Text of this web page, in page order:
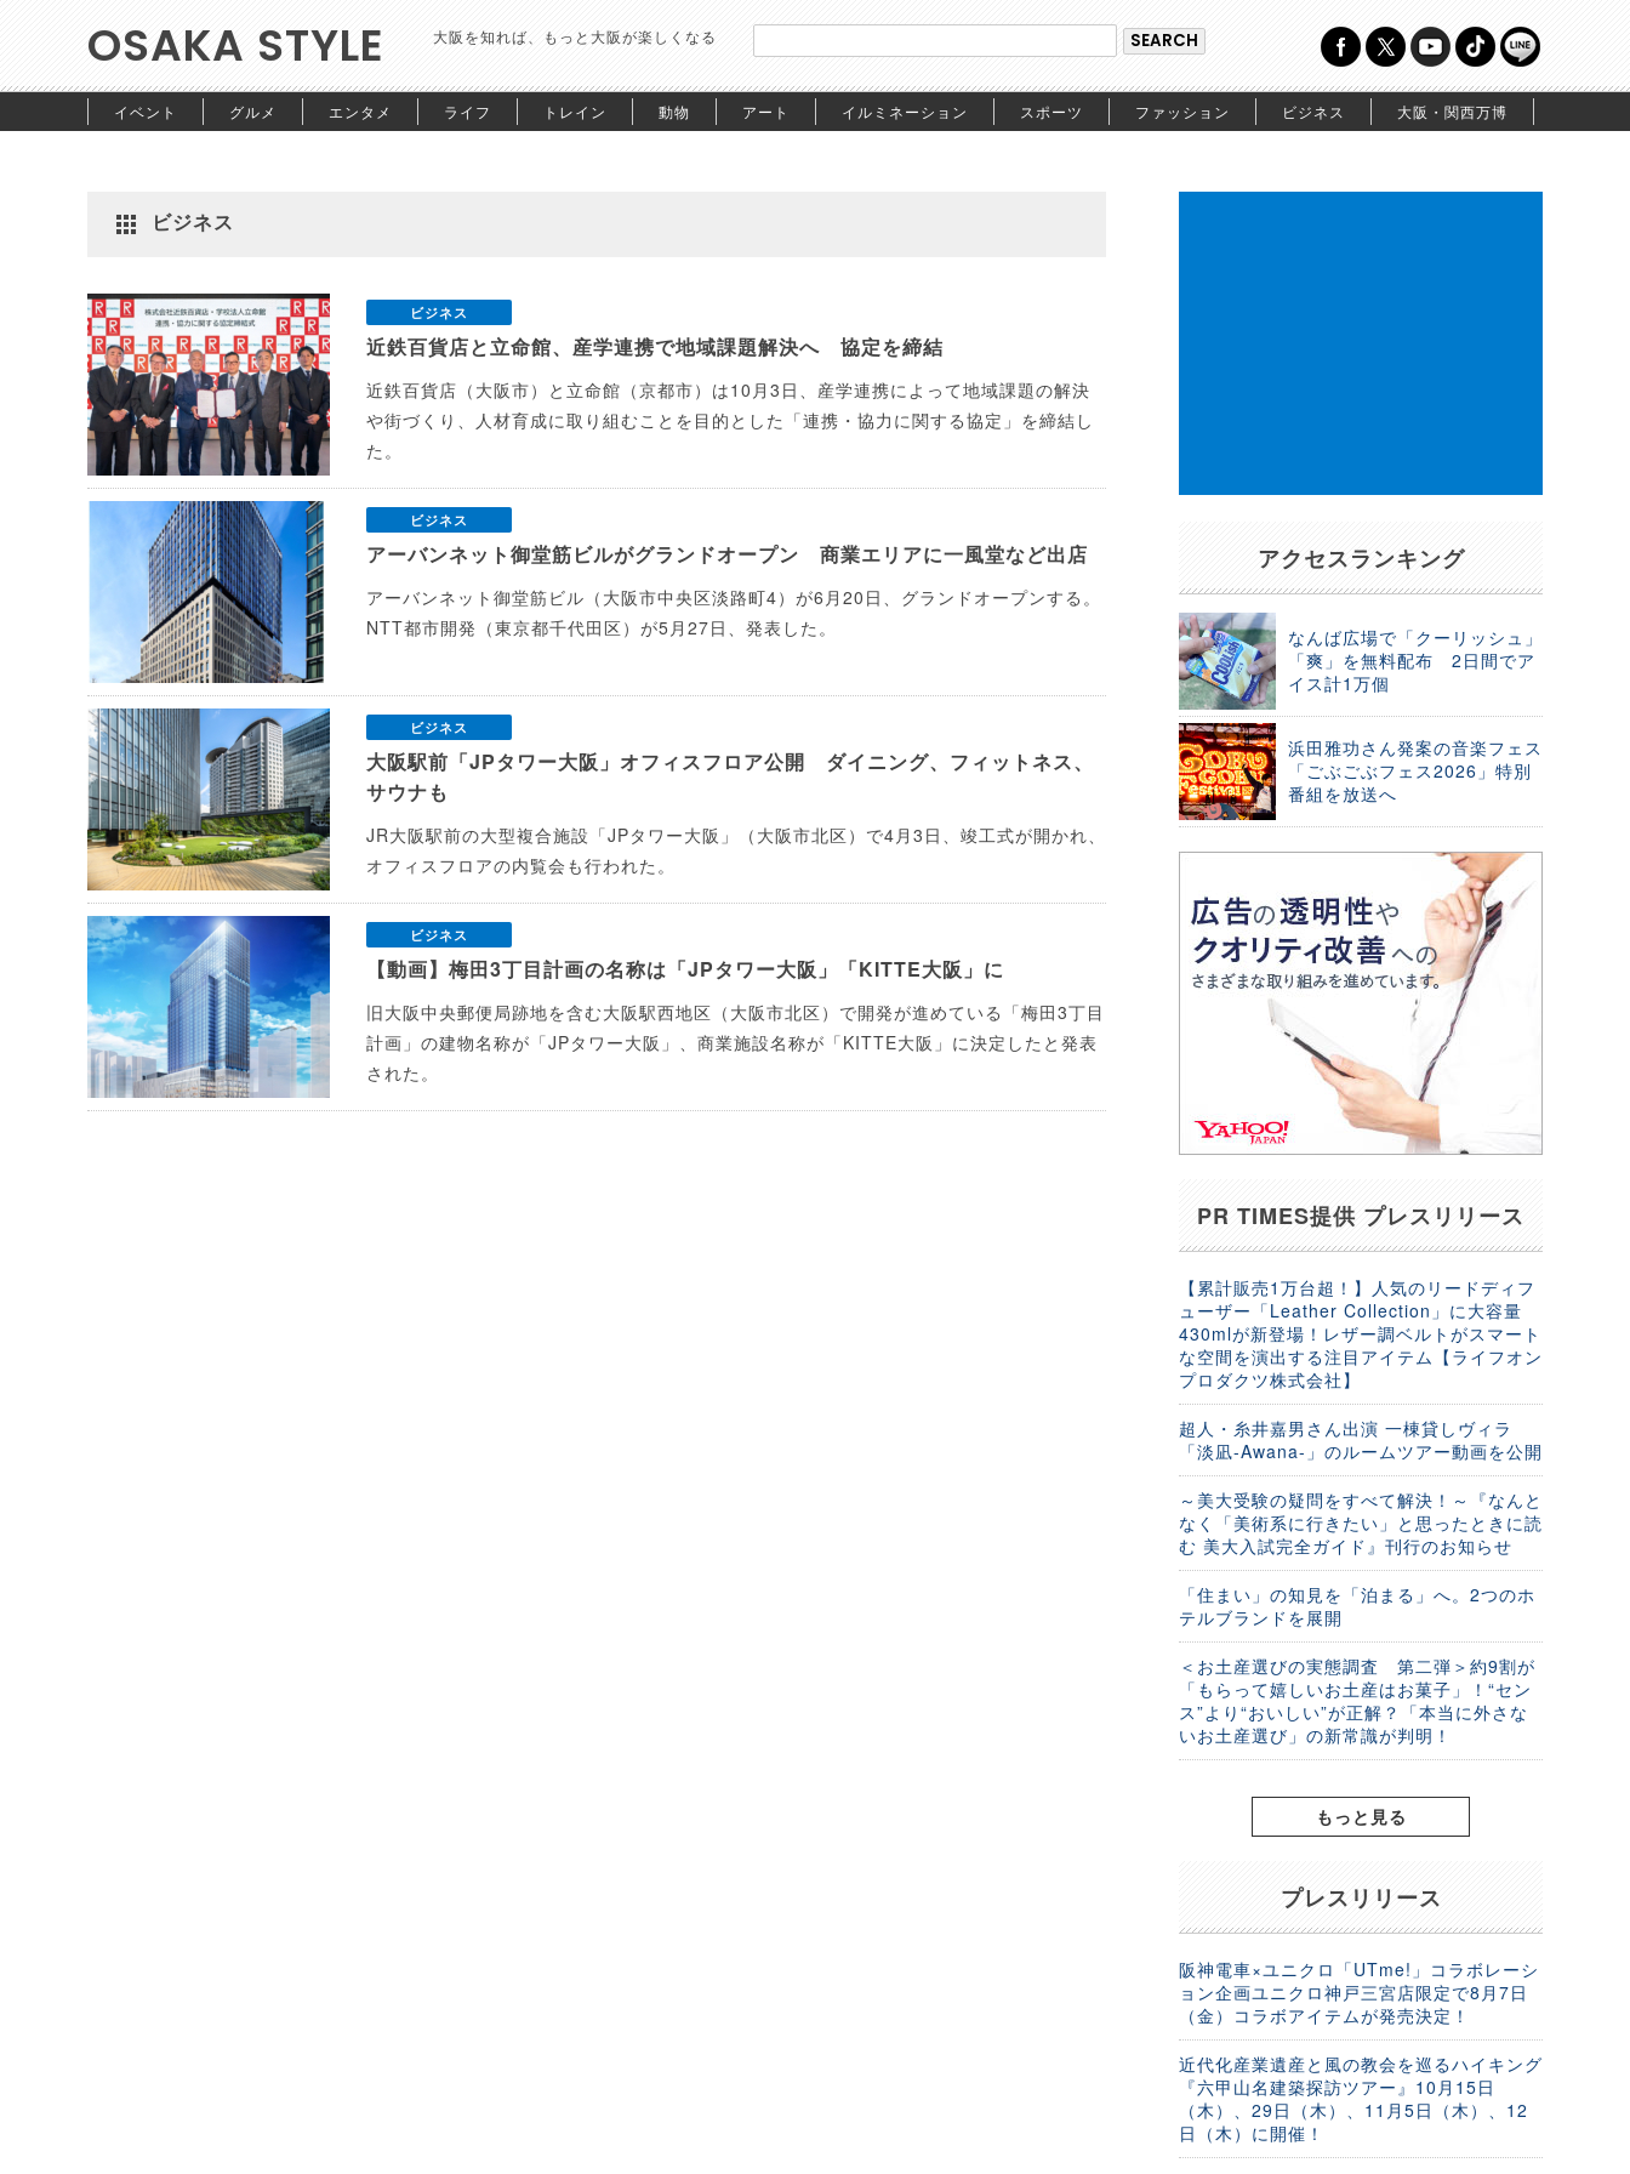
OSAKA STYLE 大阪を知れば、もっと大阪が楽しくなる
イベント グルメ エンタメ ライフ トレイン 動物 アート イルミネーション スポーツ ファッション ビジネス 大阪・関西万博
ビジネス
ビジネス
近鉄百貨店と立命館、産学連携で地域課題解決へ 協定を締結
近鉄百貨店（大阪市）と立命館（京都市）は10月3日、産学連携によって地域課題の解決
や街づくり、人材育成に取り組むことを目的とした「連携・協力に関する協定」を締結し
た。
ビジネス
アーバンネット御堂筋ビルがグランドオープン 商業エリアに一風堂など出店
アーバンネット御堂筋ビル（大阪市中央区淡路町4）が6月20日、グランドオープンする。
NTT都市開発（東京都千代田区）が5月27日、発表した。
ビジネス
大阪駅前「JPタワー大阪」オフィスフロア公開 ダイニング、フィットネス、
サウナも
JR大阪駅前の大型複合施設「JPタワー大阪」（大阪市北区）で4月3日、竣工式が開かれ、
オフィスフロアの内覧会も行われた。
ビジネス
【動画】梅田3丁目計画の名称は「JPタワー大阪」「KITTE大阪」に
旧大阪中央郵便局跡地を含む大阪駅西地区（大阪市北区）で開発が進めている「梅田3丁目
計画」の建物名称が「JPタワー大阪」、商業施設名称が「KITTE大阪」に決定したと発表
された。
アクセスランキング
なんば広場で「クーリッシュ」
「爽」を無料配布 2日間でア
イス計1万個
浜田雅功さん発案の音楽フェス
「ごぶごぶフェス2026」特別
番組を放送へ
PR TIMES提供 プレスリリース
【累計販売1万台超！】人気のリードディフ
ューザー「Leather Collection」に大容量
430mlが新登場！レザー調ベルトがスマート
な空間を演出する注目アイテム【ライフオン
プロダクツ株式会社】
超人・糸井嘉男さん出演 一棟貸しヴィラ
「淡凪-Awana-」のルームツアー動画を公開
～美大受験の疑問をすべて解決！～『なんと
なく「美術系に行きたい」と思ったときに読
む 美大入試完全ガイド』刊行のお知らせ
「住まい」の知見を「泊まる」へ。2つのホ
テルブランドを展開
＜お土産選びの実態調査 第二弾＞約9割が
「もらって嬉しいお土産はお菓子」！“セン
ス”より“おいしい”が正解？「本当に外さな
いお土産選び」の新常識が判明！
もっと見る
プレスリリース
阪神電車×ユニクロ「UTme!」コラボレーシ
ョン企画ユニクロ神戸三宮店限定で8月7日
（金）コラボアイテムが発売決定！
近代化産業遺産と風の教会を巡るハイキング
『六甲山名建築探訪ツアー』10月15日
（木）、29日（木）、11月5日（木）、12
日（木）に開催！